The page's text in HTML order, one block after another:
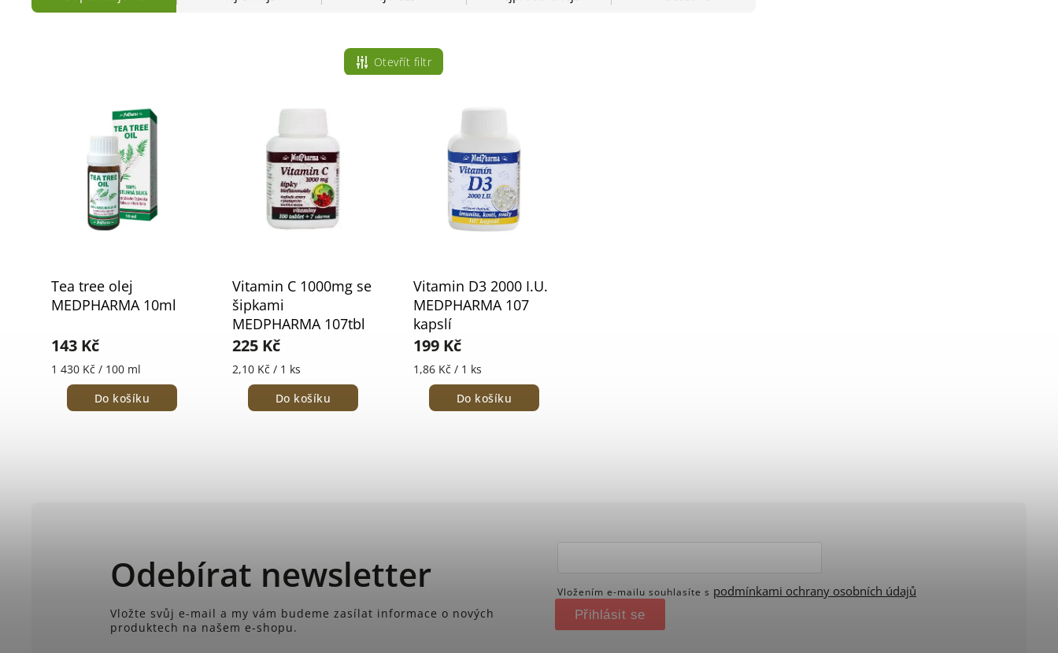
Otevřít filtr
Tea tree olej
MEDPHARMA 10ml
143 Kč
1 430 Kč / 100 ml
Do košíku
Vitamin C 1000mg se
šipkami
MEDPHARMA 107tbl
225 Kč
2,10 Kč / 1 ks
Do košíku
Vitamin D3 2000 I.U.
MEDPHARMA 107
kapslí
199 Kč
1,86 Kč / 1 ks
Do košíku
Odebírat newsletter
Vložte svůj e-mail a my vám budeme zasílat informace o nových
produktech na našem e-shopu.
Vložením e-mailu souhlasíte s podmínkami ochrany osobních údajů
Přihlásit se